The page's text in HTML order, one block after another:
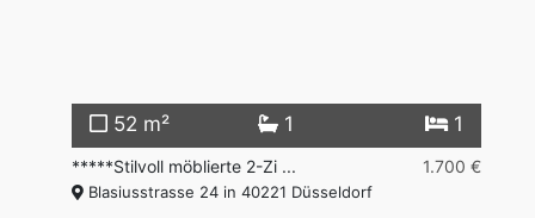
52 m² 1 1
*****Stilvoll möblierte 2-Zi ... 1.700 €
Blasiusstrasse 24 in 40221 Düsseldorf